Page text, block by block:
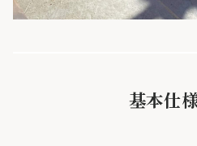
基本仕